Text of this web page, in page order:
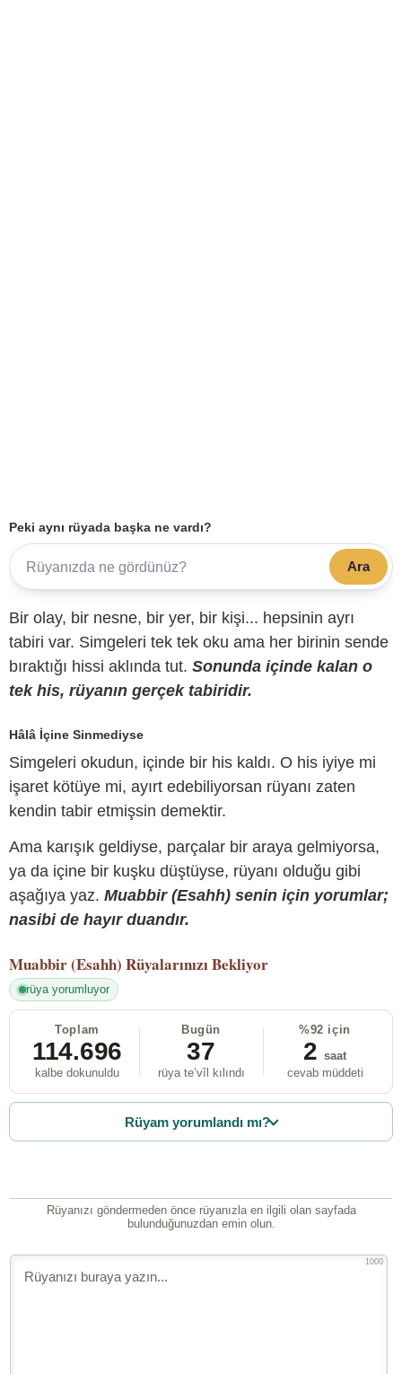
Peki aynı rüyada başka ne vardı?
Ara
Bir olay, bir nesne, bir yer, bir kişi... hepsinin ayrı
tabiri var. Simgeleri tek tek oku ama her birinin sende
bıraktığı hissi aklında tut. Sonunda içinde kalan o
tek his, rüyanın gerçek tabiridir.
Hâlâ İçine Sinmediyse
Simgeleri okudun, içinde bir his kaldı. O his iyiye mi
işaret kötüye mi, ayırt edebiliyorsan rüyanı zaten
kendin tabir etmişsin demektir.
Ama karışık geldiyse, parçalar bir araya gelmiyorsa,
ya da içine bir kuşku düştüyse, rüyanı olduğu gibi
aşağıya yaz. Muabbir (Esahh) senin için yorumlar;
nasibi de hayır duandır.
Muabbir (Esahh) Rüyalarınızı Bekliyor
rüya yorumluyor
Toplam
114.696
kalbe dokunuldu
Bugün
37
rüya te’vîl kılındı
%92 için
2 saat
cevab müddeti
Rüyam yorumlandı mı?
Rüyanızı göndermeden önce rüyanızla en ilgili olan sayfada
bulunduğunuzdan emin olun.
1000